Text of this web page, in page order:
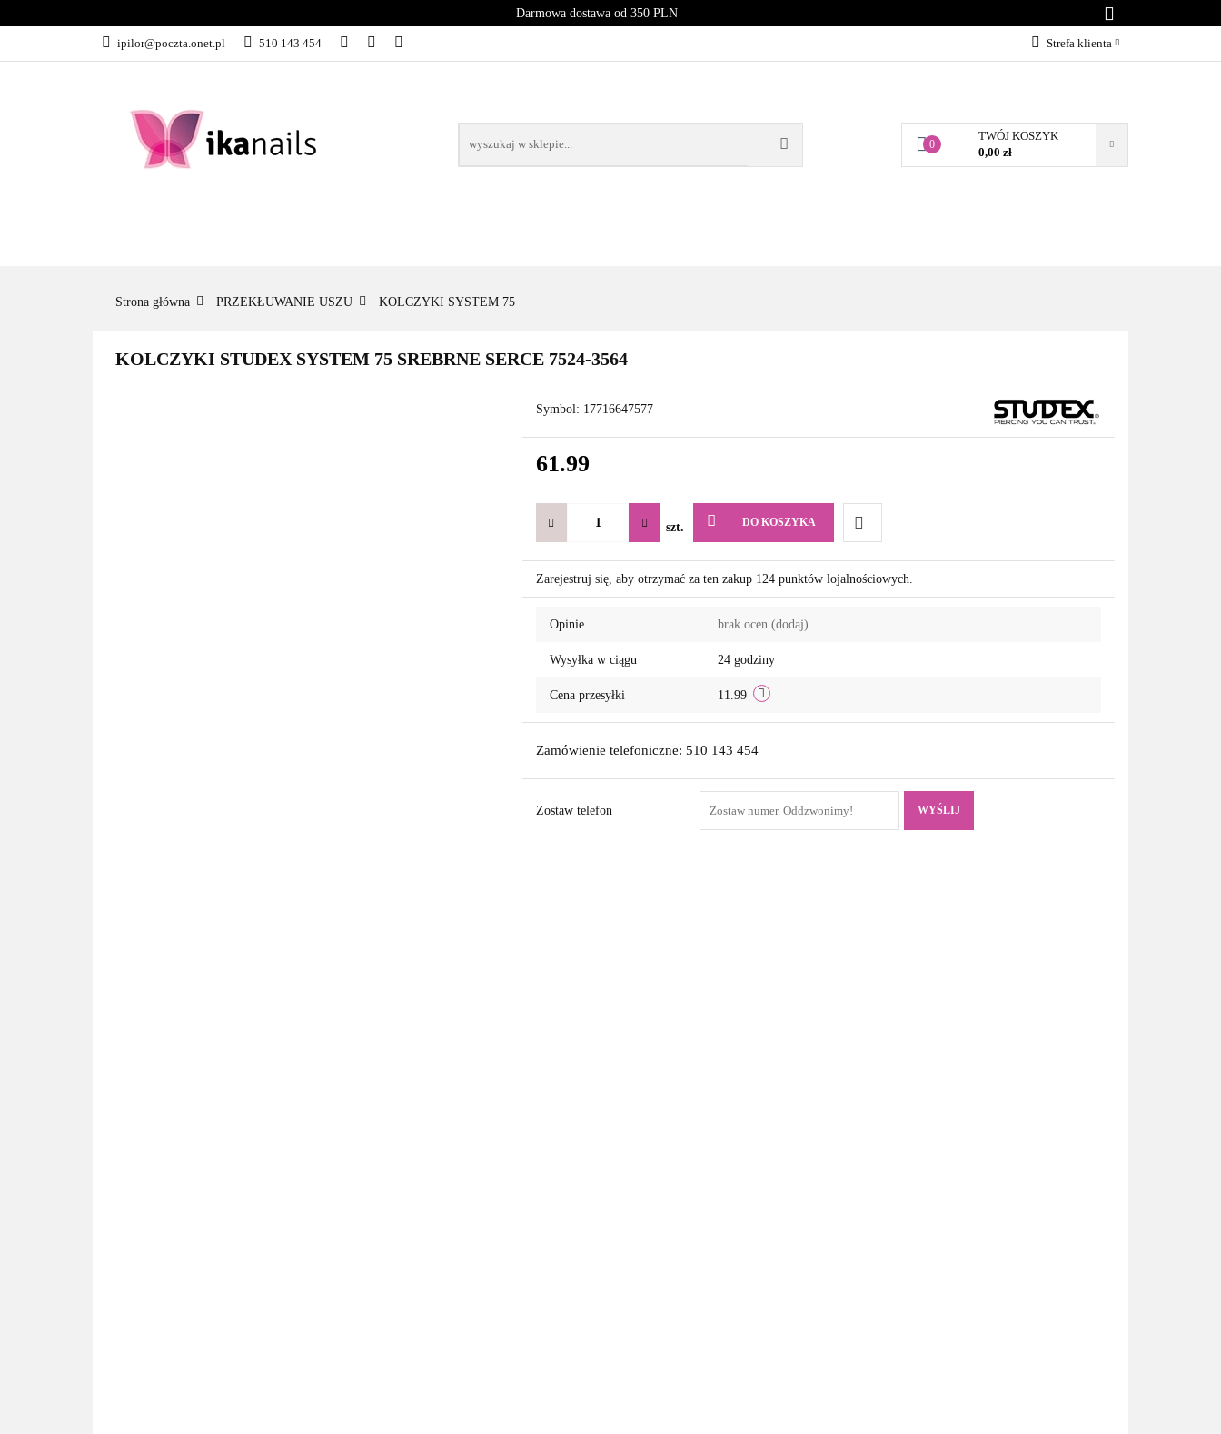
Darmowa dostawa od 350 PLN
ipilor@poczta.onet.pl 510 143 454 Strefa klienta
Dodaj zgłoszenie
Zgody cookies
0
TWÓJ KOSZYK
0,00 zł
KATEGORIE
Strona główna PRZEKŁUWANIE USZU KOLCZYKI SYSTEM 75
KOLCZYKI STUDEX SYSTEM 75 SREBRNE SERCE 7524-3564
Symbol: 17716647577
61.99
szt. DO KOSZYKA
Do
przechowalni
Zarejestruj się, aby otrzymać za ten zakup 124 punktów lojalnościowych.
Opinie brak ocen (dodaj)
Wysyłka w ciągu 24 godziny
Cena przesyłki 11.99
Zamówienie telefoniczne: 510 143 454
Zostaw telefon WYŚLIJ